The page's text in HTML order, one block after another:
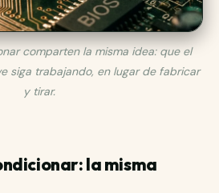
comparten la misma idea: que el
siga trabajando, en lugar de fabricar
y tirar.
la misma